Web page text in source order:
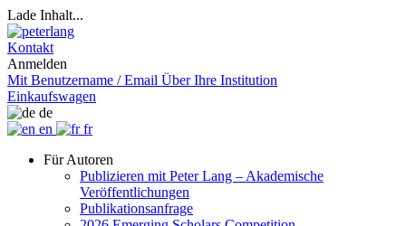
Lade Inhalt...
Kontakt
Anmelden
Mit Benutzername / Email Über Ihre Institution
Einkaufswagen
de
en
fr
Für Autoren
Publizieren mit Peter Lang – Akademische
Veröffentlichungen
Publikationsanfrage